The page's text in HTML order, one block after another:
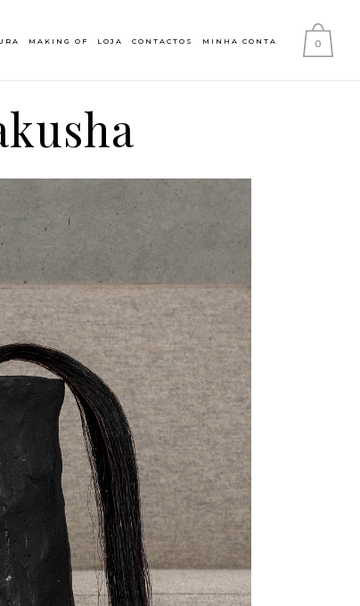
0
MAKING OF LOJA CONTACTOS MINHA CONTA